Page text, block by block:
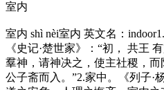
室内
室内 shì nèi室内 英文名：
《史记·楚世家》：“初， 共王
羣神，请神决之，使主社稷，
公子斋而入。”2.家中。《列子·